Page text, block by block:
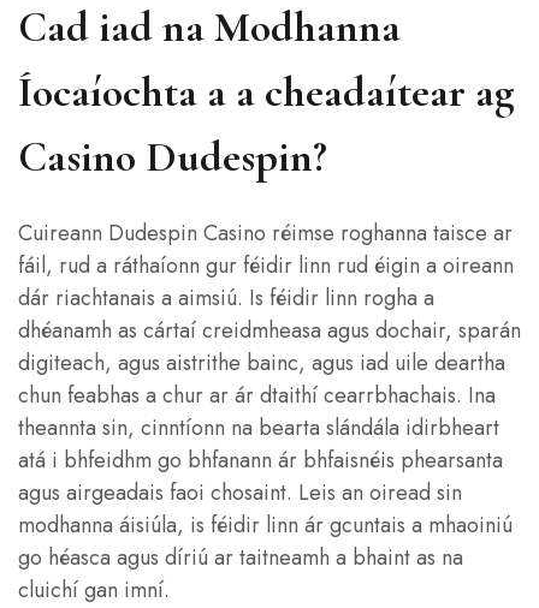
Cad iad na Modhanna
Íocaíochta a a cheadaítear ag
Casino Dudespin?
Cuireann Dudespin Casino réimse roghanna taisce ar
fáil, rud a ráthaíonn gur féidir linn rud éigin a oireann
dár riachtanais a aimsiú. Is féidir linn rogha a
dhéanamh as cártaí creidmheasa agus dochair, sparán
digiteach, agus aistrithe bainc, agus iad uile deartha
chun feabhas a chur ar ár dtaithí cearrbhachais. Ina
theannta sin, cinntíonn na bearta slándála idirbheart
atá i bhfeidhm go bhfanann ár bhfaisnéis phearsanta
agus airgeadais faoi chosaint. Leis an oiread sin
modhanna áisiúla, is féidir linn ár gcuntais a mhaoiniú
go héasca agus díriú ar taitneamh a bhaint as na
cluichí gan imní.